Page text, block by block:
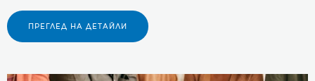
ПРЕГЛЕД НА ДЕТАЙЛИ